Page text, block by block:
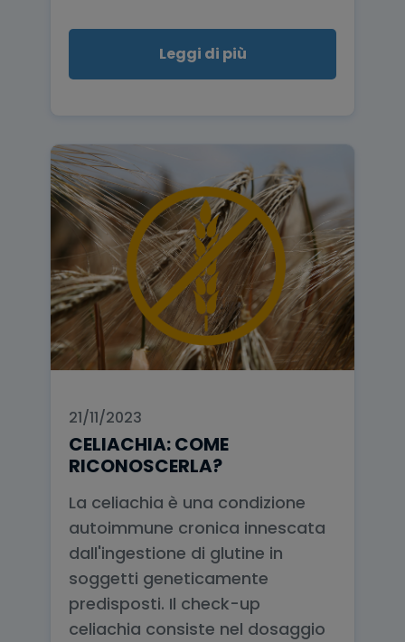
Leggi di più
21/11/2023
CELIACHIA: COME
RICONOSCERLA?
La celiachia è una condizione
autoimmune cronica innescata
dall'ingestione di glutine in
soggetti geneticamente
predisposti. Il check-up
celiachia consiste nel dosaggio